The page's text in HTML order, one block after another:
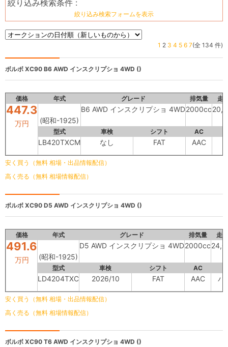
絞り込み検索条件 :
絞り込み検索フォームを表示
1 2 3 4 5 6 7(全 134 件)
ボルボ XC90 B6 AWD インスクリプショ 4WD ()
価格 年式 グレード 排気量 走
447.3
万円 (昭和-1925)
B6 AWD インスクリプショ 4WD2000cc
型式 車検 シフト AC
LB420TXCM なし FAT AAC
安く買う（無料 相場・出品情報配信）
高く売る（無料 相場情報配信）
ボルボ XC90 D5 AWD インスクリプショ 4WD ()
価格 年式 グレード 排気量 走
491.6
万円 (昭和-1925)
D5 AWD インスクリプショ 4WD2000cc
型式 車検 シフト AC
LD4204TXC 2026/10 FAT AAC パ
安く買う（無料 相場・出品情報配信）
高く売る（無料 相場情報配信）
ボルボ XC90 T6 AWD インスクリプショ 4WD ()